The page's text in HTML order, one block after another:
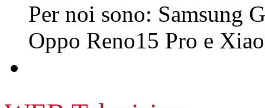
Per noi sono: Samsung
Oppo Reno15 Pro e